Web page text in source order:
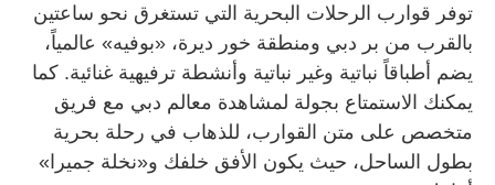
توفر قوارب الرحلات البحرية التي تستغرق نحو ساعتين
بالقرب من بر دبي ومنطقة خور ديرة، «بوفيه» عالمياً،
يضم أطباقاً نباتية وغير نباتية وأنشطة ترفيهية غنائية. كما
يمكنك الاستمتاع بجولة لمشاهدة معالم دبي مع فريق
متخصص على متن القوارب، للذهاب في رحلة بحرية
بطول الساحل، حيث يكون الأفق خلفك و«نخلة جميرا»